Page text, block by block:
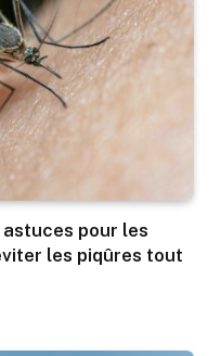
pour les
les piqûres tout